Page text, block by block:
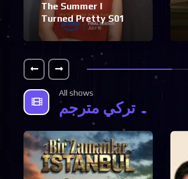
The Summer I
Turned Pretty S01
All shows
تركي مترجم